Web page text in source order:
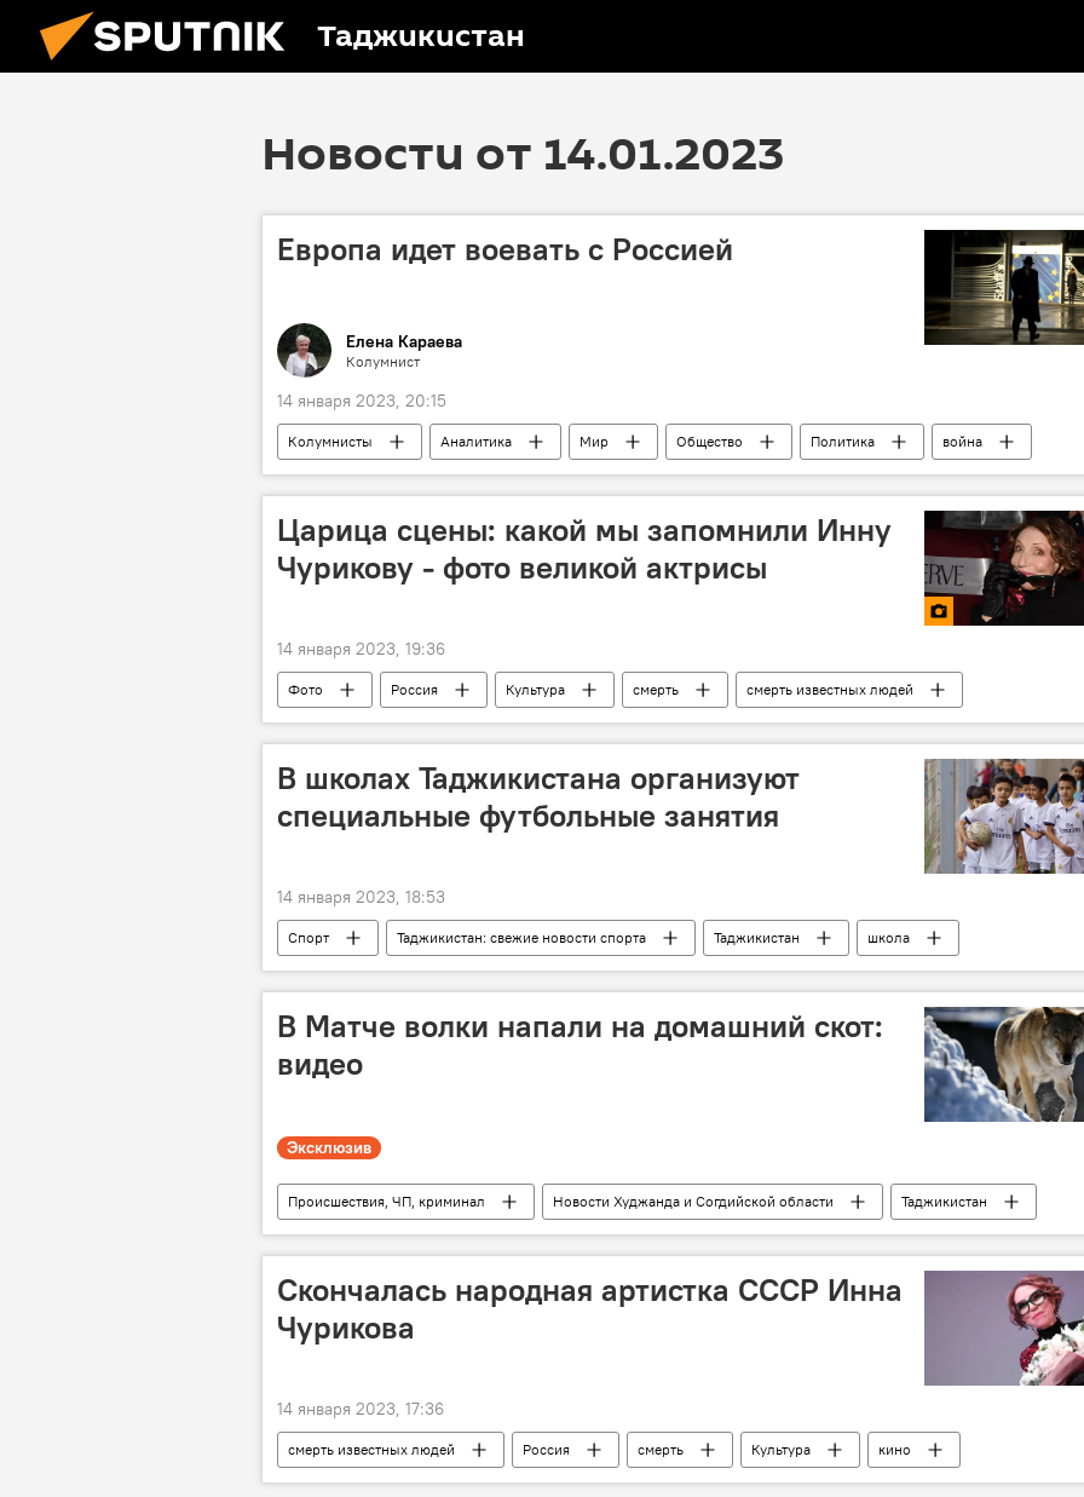
Таджикистан
Новости от 14.01.2023
Европа идет воевать с Россией
Елена Караева
Колумнист
14 января 2023, 20:15
Колумнисты Аналитика Мир Общество Политика война
Царица сцены: какой мы запомнили Инну
Чурикову - фото великой актрисы
14 января 2023, 19:36
Фото Россия Культура смерть смерть известных людей
В школах Таджикистана организуют
специальные футбольные занятия
14 января 2023, 18:53
Спорт Таджикистан: свежие новости спорта Таджикистан
школа
Образование
В Матче волки напали на домашний скот:
видео
Эксклюзив
Происшествия, ЧП, криминал Новости Худжанда и Согдийской области
Таджикистан
КЧС Таджикистана
волк
Скончалась народная артистка СССР Инна
Чурикова
14 января 2023, 17:36
смерть известных людей Россия смерть Культура
кино
Общество